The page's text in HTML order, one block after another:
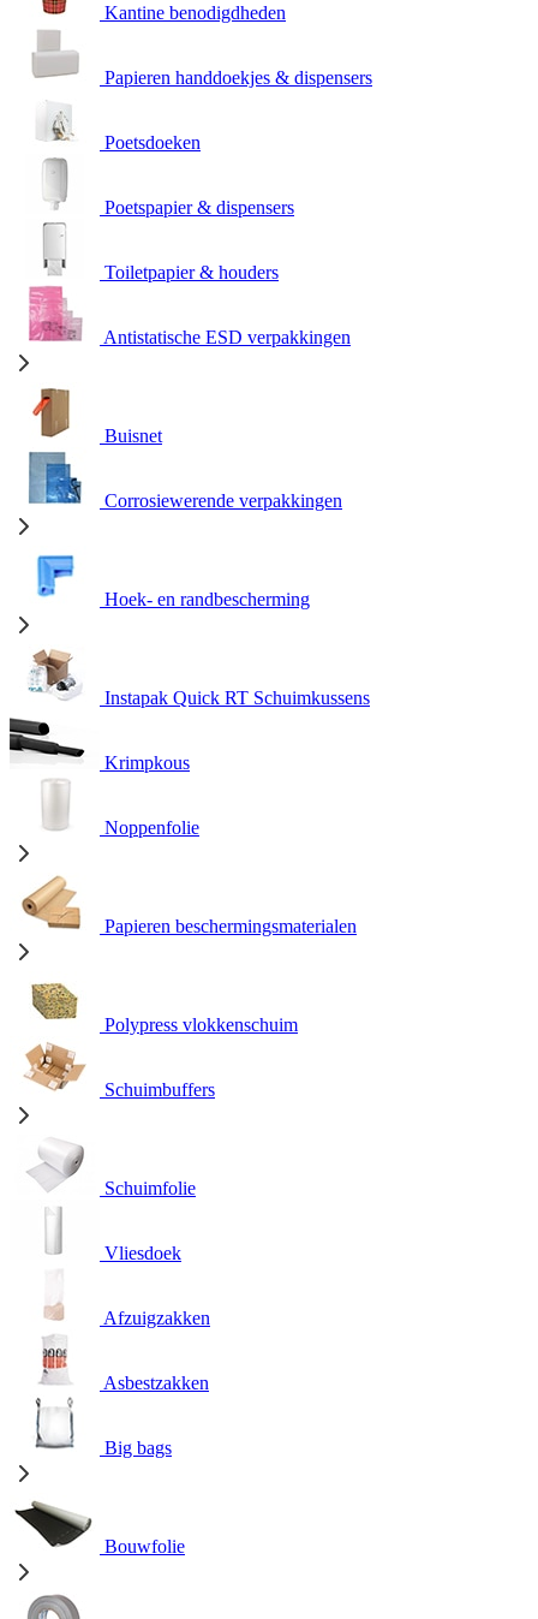
Kantine benodigdheden
Papieren handdoekjes & dispensers
Poetsdoeken
Poetspapier & dispensers
Toiletpapier & houders
Antistatische ESD verpakkingen
Buisnet
Corrosiewerende verpakkingen
Hoek- en randbescherming
Instapak Quick RT Schuimkussens
Krimpkous
Noppenfolie
Papieren beschermingsmaterialen
Polypress vlokkenschuim
Schuimbuffers
Schuimfolie
Vliesdoek
Afzuigzakken
Asbestzakken
Big bags
Bouwfolie